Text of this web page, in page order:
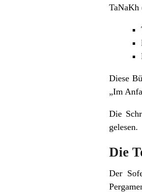
TaNaKh
Diese
„Im
Die
gelesen.
Die
Der